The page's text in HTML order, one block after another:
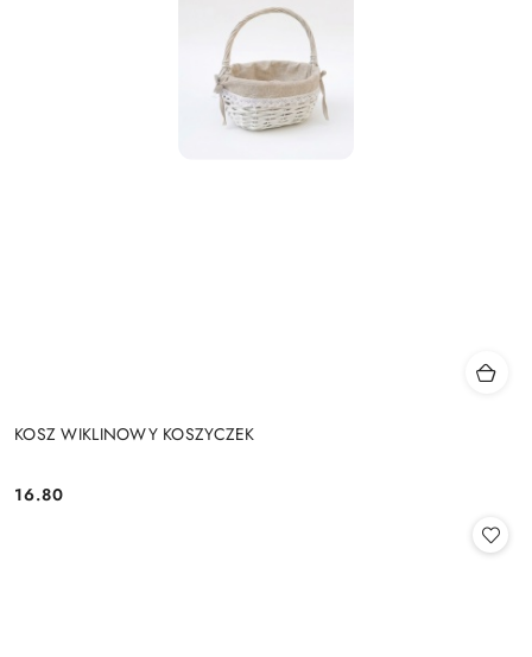
KOSZ WIKLINOWY KOSZYCZEK
Cena:
16.80